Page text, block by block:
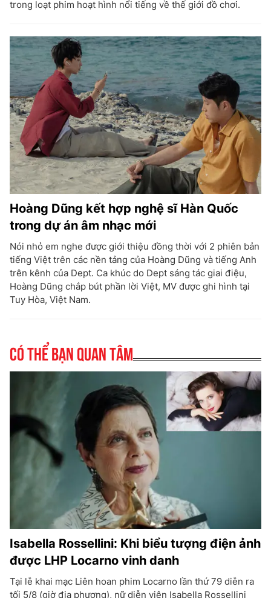
trong loạt phim hoạt hình nổi tiếng về thế giới đồ chơi.
Hoàng Dũng kết hợp nghệ sĩ Hàn Quốc
trong dự án âm nhạc mới
Nói nhỏ em nghe được giới thiệu đồng thời với 2 phiên bản
tiếng Việt trên các nền tảng của Hoàng Dũng và tiếng Anh
trên kênh của Dept. Ca khúc do Dept sáng tác giai điệu,
Hoàng Dũng chắp bút phần lời Việt, MV được ghi hình tại
Tuy Hòa, Việt Nam.
Có thể bạn quan tâm
Isabella Rossellini: Khi biểu tượng điện ảnh
được LHP Locarno vinh danh
Tại lễ khai mạc Liên hoan phim Locarno lần thứ 79 diễn ra
tối 5/8 (giờ địa phương), nữ diễn viên Isabella Rossellini